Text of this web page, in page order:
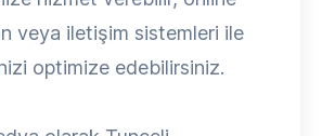
veya iletişim sistemleri ile
optimize edebilirsiniz.